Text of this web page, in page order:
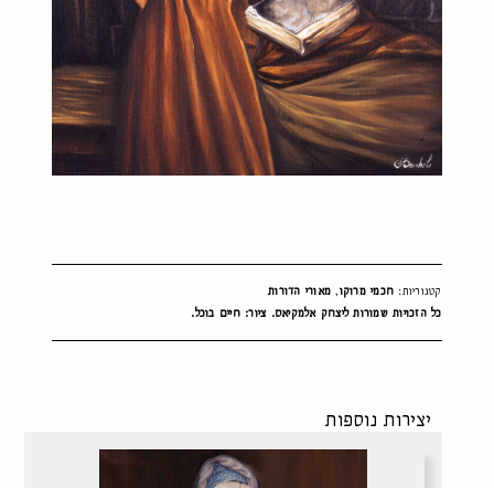
קטגוריות: חכמי מרוקו, מאורי הדורות
כל הזכויות שמורות ליצחק אלמקיאס. ציור: חיים בוכל.
יצירות נוספות